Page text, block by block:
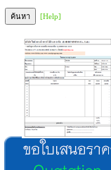
[Help]